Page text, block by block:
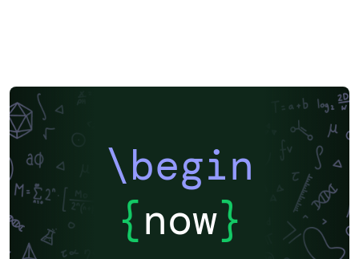
\begin
{now}